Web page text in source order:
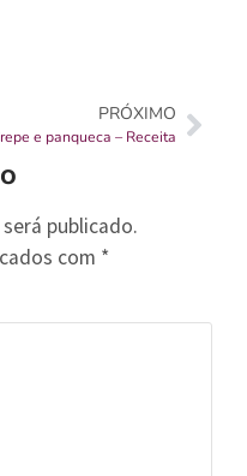
PRÓXIMO
e panqueca – Receita
publicado.
com *